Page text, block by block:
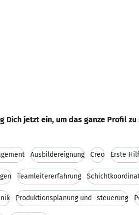
Dich jetzt ein, um das ganze Profil zu
Ausbildereignung Creo Erste
Teamleitererfahrung
Produktionsplanung und -steuerung